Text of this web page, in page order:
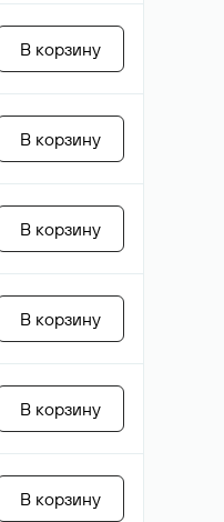
В корзину
В корзину
В корзину
В корзину
В корзину
В корзину